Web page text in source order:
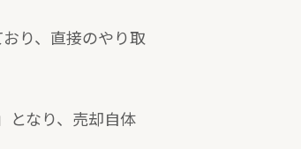
り、直接のやり取
」となり、売却自体